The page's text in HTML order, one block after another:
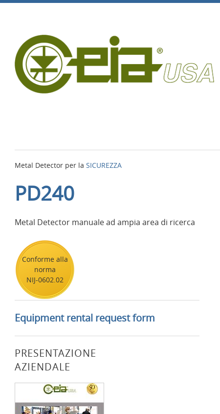
Metal Detector per la SICUREZZA
PD240
Metal Detector manuale ad ampia area di ricerca
Conforme alla
norma
NIJ-0602.02
Equipment rental request form
PRESENTAZIONE
AZIENDALE